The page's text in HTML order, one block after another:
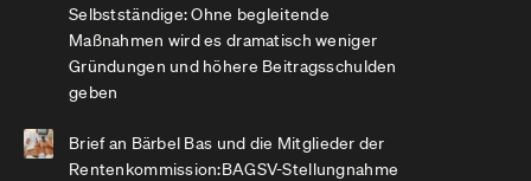
Selbstständige: Ohne begleitende
Maßnahmen wird es dramatisch weniger
Gründungen und höhere Beitragsschulden
geben
Brief an Bärbel Bas und die Mitglieder der
Rentenkommission:BAGSV-Stellungnahme